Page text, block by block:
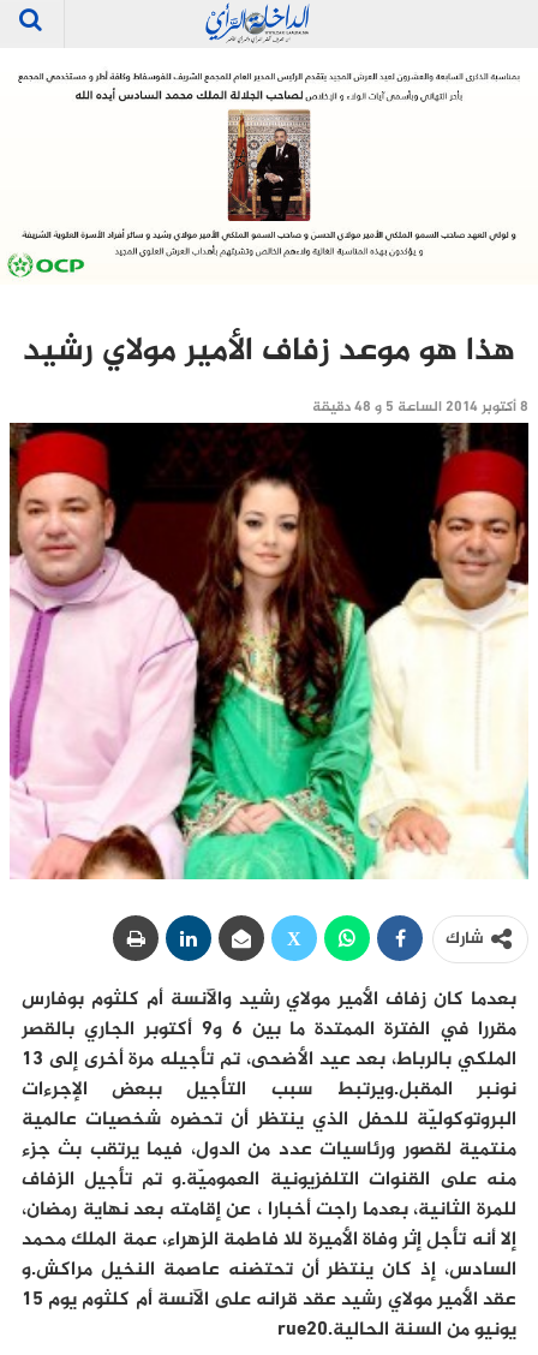
هذا هو موعد زفاف الأمير مولاي رشيد
8 أكتوبر 2014 الساعة 5 و 48 دقيقة
شارك
بعدما كان زفاف الأمير مولاي رشيد والآنسة أم كلثوم بوفارس
مقررا في الفترة الممتدة ما بين 6 و9 أكتوبر الجاري بالقصر
الملكي بالرباط، بعد عيد الأضحى، تم تأجيله مرة أخرى إلى 13
نونبر المقبل.ويرتبط سبب التأجيل ببعض الإجرءات
البروتوكوليّة للحفل الذي ينتظر أن تحضره شخصيات عالمية
منتمية لقصور ورئاسيات عدد من الدول، فيما يرتقب بث جزء
منه على القنوات التلفزيونية العموميّة.و تم تأجيل الزفاف
للمرة الثانية، بعدما راجت أخبارا ، عن إقامته بعد نهاية رمضان،
إلا أنه تأجل إثر وفاة الأميرة للا فاطمة الزهراء، عمة الملك محمد
السادس، إذ كان ينتظر أن تحتضنه عاصمة النخيل مراكش.و
عقد الأمير مولاي رشيد عقد قرانه على الآنسة أم كلثوم يوم 15
يونيو من السنة الحالية.rue20